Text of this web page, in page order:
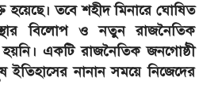
হয়েছে। তবে শহীদ মিনারে ঘোষিত
বিলোপ ও নতুন রাজনৈতিক
হয়নি। একটি রাজনৈতিক জনগোষ্ঠী
নানান সময়ে নিজেদের